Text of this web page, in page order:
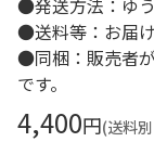
●発送方法：ゆ
●送料等：お届
●同梱：販売者が
です。
4,400円(送料